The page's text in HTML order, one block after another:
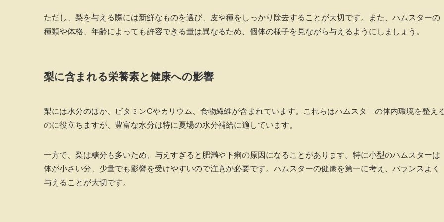
ただし、梨を与える際には新鮮なものを選び、皮や種をしっかり除去することが大切です。また、ハムスターの
種類や体格、年齢によっても許容できる量は異なるため、個体の様子を見ながら与えるようにしましょう。
梨に含まれる栄養素と健康への影響
梨には水分のほか、ビタミンCやカリウム、食物繊維が含まれています。これらはハムスターの体内環境を整え
のに役立ちますが、豊富な水分は特に夏場の水分補給に適しています。
一方で、梨は糖分も多いため、与えすぎると肥満や下痢の原因になることがあります。特に小型のハムスターは
体が小さい分、少量でも影響を受けやすいので注意が必要です。ハムスターの健康を第一に考え、バランスよく
与えることが大切です。